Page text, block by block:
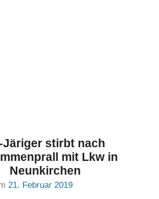
Järiger stirbt nach
mit Lkw in
Neunkirchen
21. Februar 2019